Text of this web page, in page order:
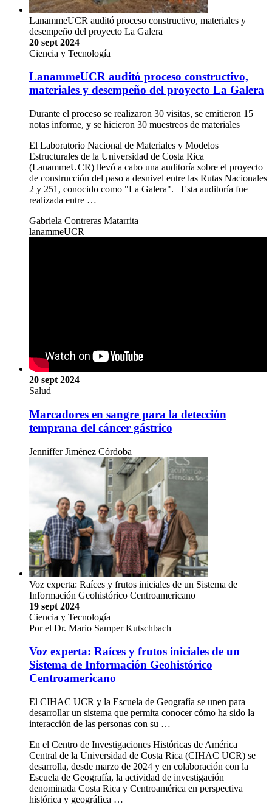
LanammeUCR auditó proceso constructivo, materiales y
desempeño del proyecto La Galera
20 sept 2024
Ciencia y Tecnología
LanammeUCR auditó proceso constructivo,
materiales y desempeño del proyecto La Galera
Durante el proceso se realizaron 30 visitas, se emitieron 15
notas informe, y se hicieron 30 muestreos de materiales
El Laboratorio Nacional de Materiales y Modelos
Estructurales de la Universidad de Costa Rica
(LanammeUCR) llevó a cabo una auditoría sobre el proyecto
de construcción del paso a desnivel entre las Rutas Nacionales
2 y 251, conocido como "La Galera". Esta auditoría fue
realizada entre …
Gabriela Contreras Matarrita
lanammeUCR
20 sept 2024
Salud
Marcadores en sangre para la detección
temprana del cáncer gástrico
Jenniffer Jiménez Córdoba
Voz experta: Raíces y frutos iniciales de un Sistema de
Información Geohistórico Centroamericano
19 sept 2024
Ciencia y Tecnología
Por el Dr. Mario Samper Kutschbach
Voz experta: Raíces y frutos iniciales de un
Sistema de Información Geohistórico
Centroamericano
El CIHAC UCR y la Escuela de Geografía se unen para
desarrollar un sistema que permita conocer cómo ha sido la
interacción de las personas con su …
En el Centro de Investigaciones Históricas de América
Central de la Universidad de Costa Rica (CIHAC UCR) se
desarrolla, desde marzo de 2024 y en colaboración con la
Escuela de Geografía, la actividad de investigación
denominada Costa Rica y Centroamérica en perspectiva
histórica y geográfica …